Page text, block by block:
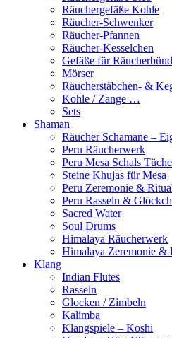
Räuchergefäße Kohle
Räucher-Schwenker
Räucher-Pfannen
Räucher-Kesselchen
Gefäße für
Mörser
Räucherstäbchen- &
Kohle / Zange …
Sets
Shaman
Räucher Schamane –
Peru Räucherwerk
Peru Mesa Schals
Steine Khujas für Mesa
Peru Zeremonie &
Peru Rasseln &
Sacred Water
Soul Drums
Himalaya Räucherwerk
Himalaya Zeremonie &
Klang
Indian Flutes
Rasseln
Glocken / Zimbeln
Kalimba
Klangspiele – Koshi